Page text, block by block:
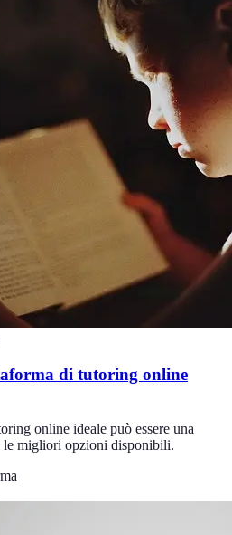
di tutoring online
online ideale può essere una
le migliori opzioni disponibili.